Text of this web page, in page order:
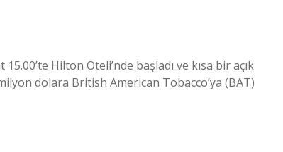
Hilton Oteli’nde başladı ve kısa bir açık
dolara British American Tobacco’ya (BAT)